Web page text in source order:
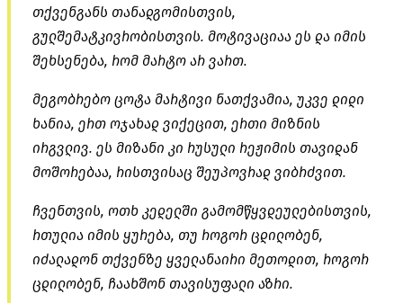
თქვენგანს თანადგომისთვის,
გულშემატკივრობისთვის. მოტივაციაა ეს და იმის
შეხსენება, რომ მარტო არ ვართ.
მეგობრებო ცოტა მარტივი ნათქვამია, უკვე დიდი
ხანია, ერთ ოჯახად ვიქეცით, ერთი მიზნის
ირგვლივ. ეს მიზანი კი რუსული რეჟიმის თავიდან
მოშორებაა, რისთვისაც შეუპოვრად ვიბრძვით.
ჩვენთვის, ოთხ კედელში გამომწყვდეულებისთვის,
რთულია იმის ყურება, თუ როგორ ცდილობენ,
იძალადონ თქვენზე ყველანაირი მეთოდით, როგორ
ცდილობენ, ჩაახშონ თავისუფალი აზრი.